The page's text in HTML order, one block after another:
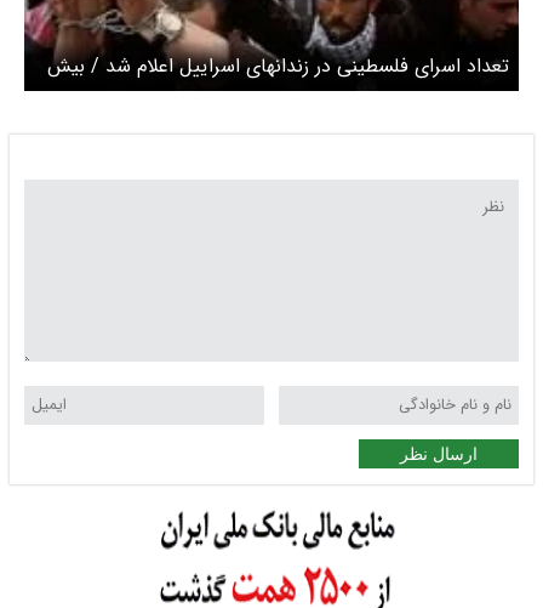
تعداد اسرای فلسطینی در زندانهای اسراییل اعلام شد / بیش
از ۴۰۰ کودک در زندان
ارسال نظر